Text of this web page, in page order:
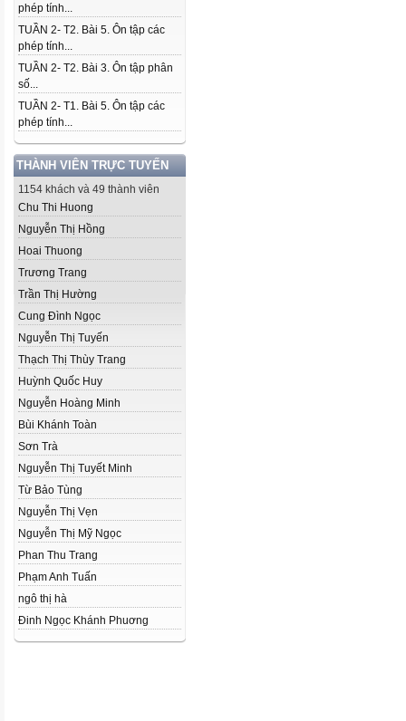
phép tính...
TUẦN 2- T2. Bài 5. Ôn tập các
phép tính...
TUẦN 2- T2. Bài 3. Ôn tập phân
số...
TUẦN 2- T1. Bài 5. Ôn tập các
phép tính...
THÀNH VIÊN TRỰC TUYẾN
1154 khách và 49 thành viên
Chu Thi Huong
Nguyễn Thị Hồng
Hoai Thuong
Trương Trang
Trần Thị Hường
Cung Đình Ngọc
Nguyễn Thị Tuyến
Thạch Thị Thùy Trang
Huỳnh Quốc Huy
Nguyễn Hoàng Minh
Bùi Khánh Toàn
Sơn Trà
Nguyễn Thị Tuyết Minh
Từ Bảo Tùng
Nguyễn Thị Vẹn
Nguyễn Thị Mỹ Ngọc
Phan Thu Trang
Phạm Anh Tuấn
ngô thị hà
Đinh Ngọc Khánh Phuơng